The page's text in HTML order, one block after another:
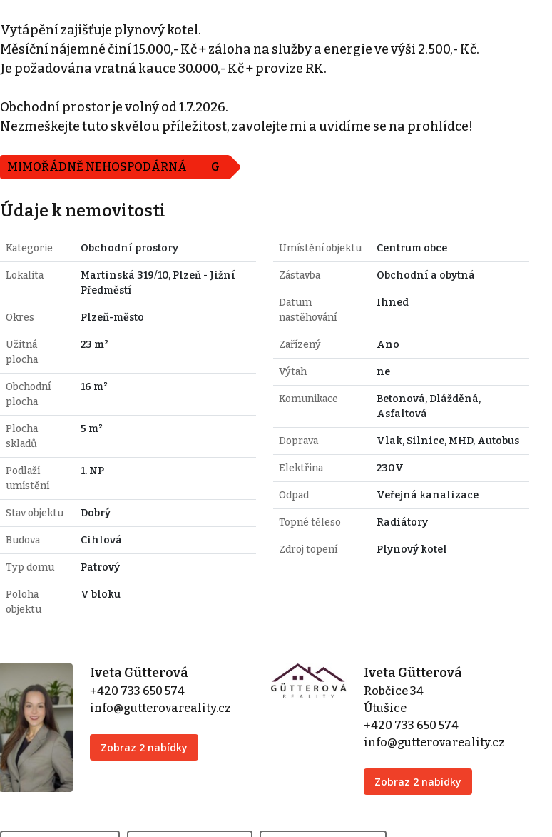
Vytápění zajišťuje plynový kotel.
Měsíční nájemné činí 15.000,- Kč + záloha na služby a energie ve výši 2.500,- Kč.
Je požadována vratná kauce 30.000,- Kč + provize RK.
Obchodní prostor je volný od 1.7.2026.
Nezmeškejte tuto skvělou příležitost, zavolejte mi a uvidíme se na prohlídce!
MIMOŘÁDNĚ NEHOSPODÁRNÁ G
Údaje k nemovitosti
Kategorie Obchodní prostory
Lokalita
Martinská 319/10, Plzeň - Jižní
Předměstí
Okres Plzeň-město
Užitná
plocha
23 m²
Obchodní
plocha
16 m²
Plocha
skladů
5 m²
Podlaží
umístění
1. NP
Stav objektu Dobrý
Budova Cihlová
Typ domu Patrový
Poloha
objektu
V bloku
Umístění objektu Centrum obce
Zástavba Obchodní a obytná
Datum
nastěhování
Ihned
Zařízený Ano
Výtah ne
Komunikace
Betonová, Dlážděná,
Asfaltová
Doprava Vlak, Silnice, MHD, Autobus
Elektřina 230V
Odpad Veřejná kanalizace
Topné těleso Radiátory
Zdroj topení Plynový kotel
Iveta Gütterová
+420 733 650 574
info@gutterovareality.cz
Zobraz 2 nabídky
Iveta Gütterová
Robčice 34
Útušice
+420 733 650 574
info@gutterovareality.cz
Zobraz 2 nabídky